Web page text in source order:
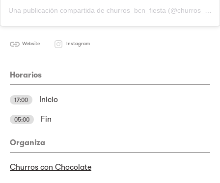
Website Instagram
Horarios
17:00 Inicio
05:00 Fin
Organiza
Churros con Chocolate